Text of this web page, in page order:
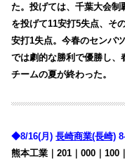
た。投げては、千葉大会制
を投げて11安打5失点、そ
安打1失点。今春のセンバ
では劇的な勝利で優勝し、
チームの夏が終わった。
◆8/16(月)長崎商業(長崎)
熊本工業｜201｜000｜100